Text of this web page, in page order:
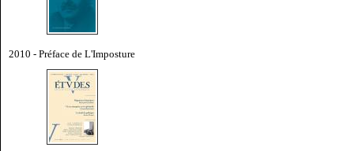
2010 - Préface de L'Imposture